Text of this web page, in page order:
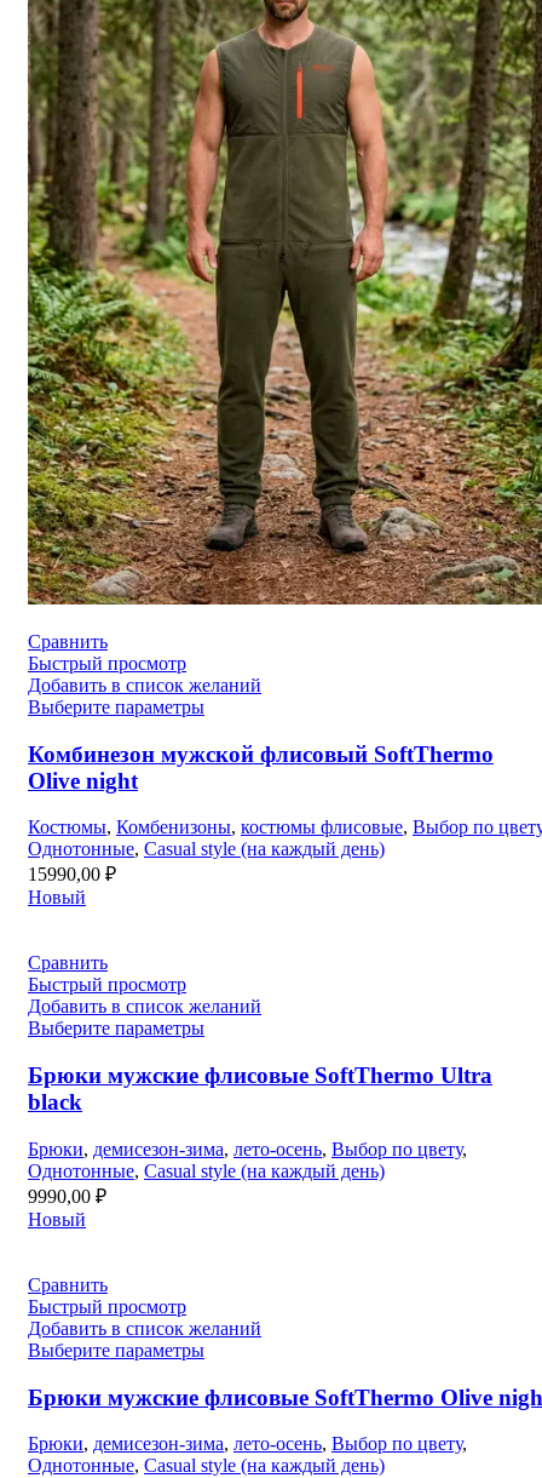
Сравнить
Быстрый просмотр
Добавить в список желаний
Выберите параметры
Комбинезон мужской флисовый SoftThermo
Olive night
Костюмы, Комбенизоны, костюмы флисовые, Выбор по цвету
Однотонные, Casual style (на каждый день)
15990,00 ₽
Новый
Сравнить
Быстрый просмотр
Добавить в список желаний
Выберите параметры
Брюки мужские флисовые SoftThermo Ultra
black
Брюки, демисезон-зима, лето-осень, Выбор по цвету,
Однотонные, Casual style (на каждый день)
9990,00 ₽
Новый
Сравнить
Быстрый просмотр
Добавить в список желаний
Выберите параметры
Брюки мужские флисовые SoftThermo Olive
Брюки, демисезон-зима, лето-осень, Выбор по цвету,
Однотонные, Casual style (на каждый день)